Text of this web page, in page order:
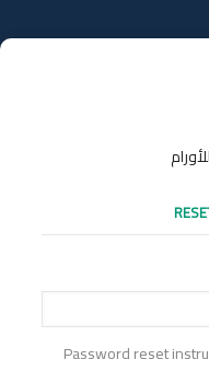
Password reset